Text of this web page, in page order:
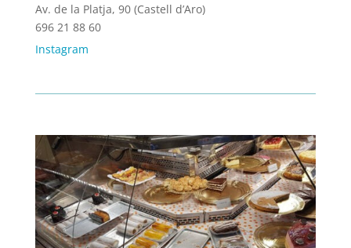
Av. de la Platja, 90 (Castell d’Aro)
696 21 88 60
Instagram